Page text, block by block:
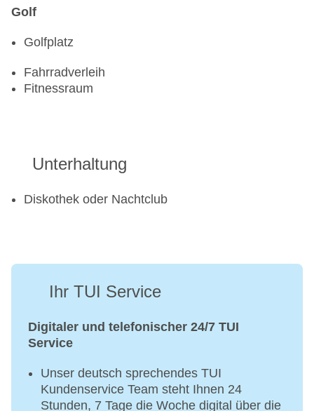
Golf
Golfplatz
Fahrradverleih
Fitnessraum
Unterhaltung
Diskothek oder Nachtclub
Ihr TUI Service
Digitaler und telefonischer 24/7 TUI
Service
Unser deutsch sprechendes TUI
Kundenservice Team steht Ihnen 24
Stunden, 7 Tage die Woche digital über die